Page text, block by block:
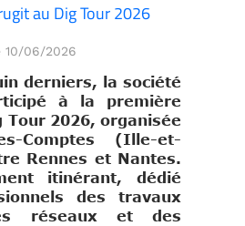
au Dig Tour 2026
06/2026
derniers, la société
à la première
Tour 2026, organisée
Comptes (Ille-et-
Rennes et Nantes.
itinérant, dédié
des travaux
réseaux et des